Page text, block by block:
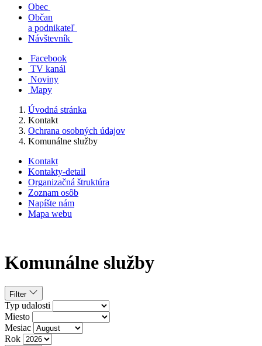
Obec
Občan
a podnikateľ
Návštevník
Facebook
TV kanál
Noviny
Mapy
Úvodná stránka
Kontakt
Ochrana osobných údajov
Komunálne služby
Kontakt
Kontakty-detail
Organizačná štruktúra
Zoznam osôb
Napíšte nám
Mapa webu
Komunálne služby
Filter
Typ udalosti
Miesto
Mesiac
Rok